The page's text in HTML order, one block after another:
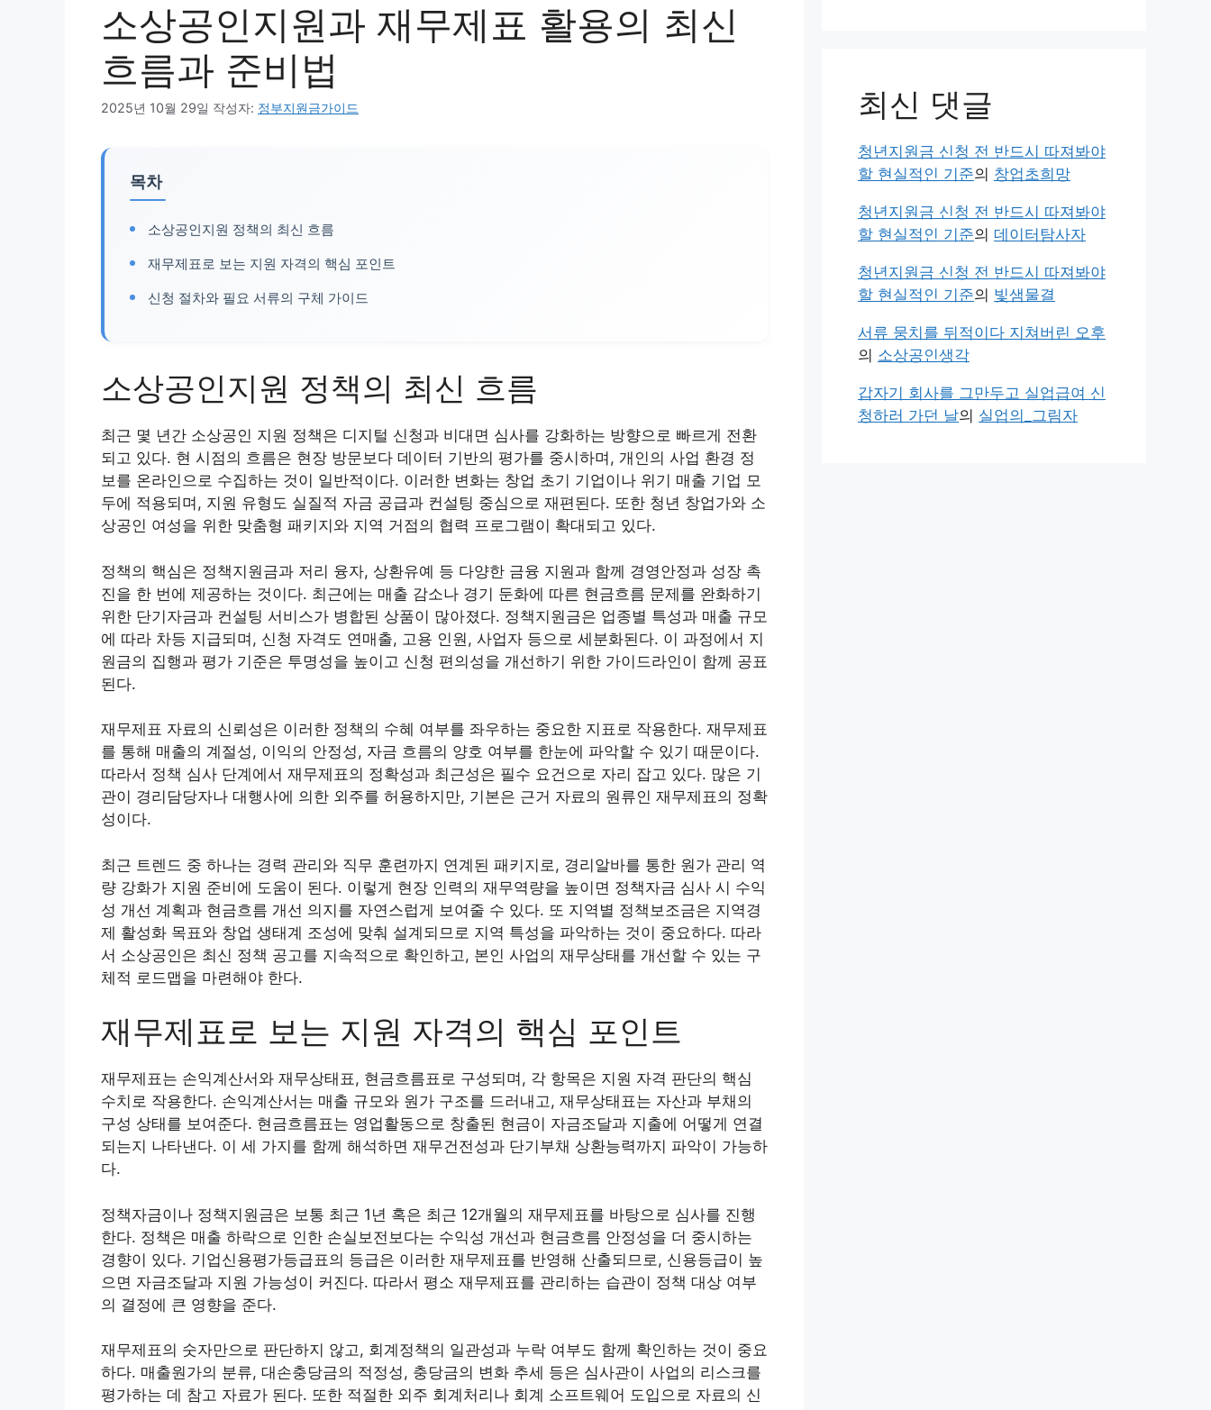
소상공인지원과 재무제표 활용의 최신
흐름과 준비법
2025년 10월 29일 작성자: 정부지원금가이드
목차
소상공인지원 정책의 최신 흐름
재무제표로 보는 지원 자격의 핵심 포인트
신청 절차와 필요 서류의 구체 가이드
소상공인지원 정책의 최신 흐름
최근 몇 년간 소상공인 지원 정책은 디지털 신청과 비대면 심사를 강화하는 방향으로 빠르게 전환
되고 있다. 현 시점의 흐름은 현장 방문보다 데이터 기반의 평가를 중시하며, 개인의 사업 환경 정
보를 온라인으로 수집하는 것이 일반적이다. 이러한 변화는 창업 초기 기업이나 위기 매출 기업 모
두에 적용되며, 지원 유형도 실질적 자금 공급과 컨설팅 중심으로 재편된다. 또한 청년 창업가와 소
상공인 여성을 위한 맞춤형 패키지와 지역 거점의 협력 프로그램이 확대되고 있다.
정책의 핵심은 정책지원금과 저리 융자, 상환유예 등 다양한 금융 지원과 함께 경영안정과 성장 촉
진을 한 번에 제공하는 것이다. 최근에는 매출 감소나 경기 둔화에 따른 현금흐름 문제를 완화하기
위한 단기자금과 컨설팅 서비스가 병합된 상품이 많아졌다. 정책지원금은 업종별 특성과 매출 규모
에 따라 차등 지급되며, 신청 자격도 연매출, 고용 인원, 사업자 등으로 세분화된다. 이 과정에서 지
원금의 집행과 평가 기준은 투명성을 높이고 신청 편의성을 개선하기 위한 가이드라인이 함께 공표
된다.
재무제표 자료의 신뢰성은 이러한 정책의 수혜 여부를 좌우하는 중요한 지표로 작용한다. 재무제표
를 통해 매출의 계절성, 이익의 안정성, 자금 흐름의 양호 여부를 한눈에 파악할 수 있기 때문이다.
따라서 정책 심사 단계에서 재무제표의 정확성과 최근성은 필수 요건으로 자리 잡고 있다. 많은 기
관이 경리담당자나 대행사에 의한 외주를 허용하지만, 기본은 근거 자료의 원류인 재무제표의 정확
성이다.
최근 트렌드 중 하나는 경력 관리와 직무 훈련까지 연계된 패키지로, 경리알바를 통한 원가 관리 역
량 강화가 지원 준비에 도움이 된다. 이렇게 현장 인력의 재무역량을 높이면 정책자금 심사 시 수익
성 개선 계획과 현금흐름 개선 의지를 자연스럽게 보여줄 수 있다. 또 지역별 정책보조금은 지역경
제 활성화 목표와 창업 생태계 조성에 맞춰 설계되므로 지역 특성을 파악하는 것이 중요하다. 따라
서 소상공인은 최신 정책 공고를 지속적으로 확인하고, 본인 사업의 재무상태를 개선할 수 있는 구
체적 로드맵을 마련해야 한다.
재무제표로 보는 지원 자격의 핵심 포인트
재무제표는 손익계산서와 재무상태표, 현금흐름표로 구성되며, 각 항목은 지원 자격 판단의 핵심
수치로 작용한다. 손익계산서는 매출 규모와 원가 구조를 드러내고, 재무상태표는 자산과 부채의
구성 상태를 보여준다. 현금흐름표는 영업활동으로 창출된 현금이 자금조달과 지출에 어떻게 연결
되는지 나타낸다. 이 세 가지를 함께 해석하면 재무건전성과 단기부채 상환능력까지 파악이 가능하
다.
정책자금이나 정책지원금은 보통 최근 1년 혹은 최근 12개월의 재무제표를 바탕으로 심사를 진행
한다. 정책은 매출 하락으로 인한 손실보전보다는 수익성 개선과 현금흐름 안정성을 더 중시하는
경향이 있다. 기업신용평가등급표의 등급은 이러한 재무제표를 반영해 산출되므로, 신용등급이 높
으면 자금조달과 지원 가능성이 커진다. 따라서 평소 재무제표를 관리하는 습관이 정책 대상 여부
의 결정에 큰 영향을 준다.
재무제표의 숫자만으로 판단하지 않고, 회계정책의 일관성과 누락 여부도 함께 확인하는 것이 중요
하다. 매출원가의 분류, 대손충당금의 적정성, 충당금의 변화 추세 등은 심사관이 사업의 리스크를
평가하는 데 참고 자료가 된다. 또한 적절한 외주 회계처리나 회계 소프트웨어 도입으로 자료의 신
최신 댓글
청년지원금 신청 전 반드시 따져봐야
할 현실적인 기준의 창업초희망
청년지원금 신청 전 반드시 따져봐야
할 현실적인 기준의 데이터탐사자
청년지원금 신청 전 반드시 따져봐야
할 현실적인 기준의 빛샘물결
서류 뭉치를 뒤적이다 지쳐버린 오후
의 소상공인생각
갑자기 회사를 그만두고 실업급여 신
청하러 가던 날의 실업의_그림자